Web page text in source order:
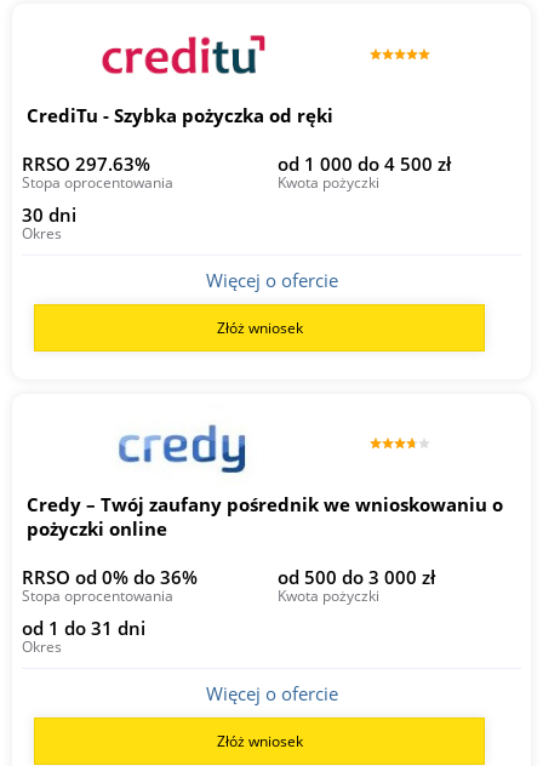
CrediTu - Szybka pożyczka od ręki
RRSO 297.63%
Stopa oprocentowania
od 1 000 do 4 500 zł
Kwota pożyczki
30 dni
Okres
Więcej o ofercie
Złóż wniosek
Credy – Twój zaufany pośrednik we wnioskowaniu o
pożyczki online
RRSO od 0% do 36%
Stopa oprocentowania
od 500 do 3 000 zł
Kwota pożyczki
od 1 do 31 dni
Okres
Więcej o ofercie
Złóż wniosek